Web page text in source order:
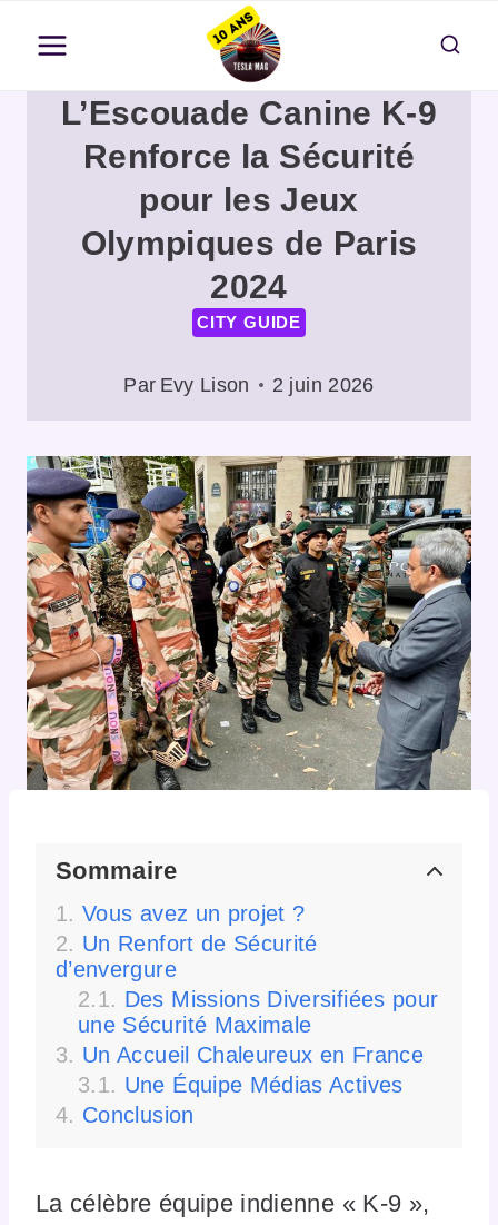
contenuL’Escouade Canine K-9
Renforce la Sécurité
pour les Jeux
Olympiques de Paris
2024
CITY GUIDE
Par Evy Lison 2 juin 2026
Sommaire
Vous avez un projet ?
Un Renfort de Sécurité
d’envergure
Des Missions Diversifiées pour
une Sécurité Maximale
Un Accueil Chaleureux en France
Une Équipe Médias Actives
Conclusion
La célèbre équipe indienne « K-9 »,